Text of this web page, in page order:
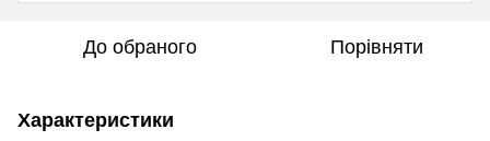
До обраного Порівняти
Характеристики